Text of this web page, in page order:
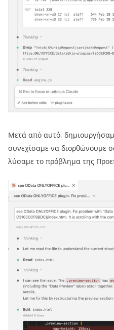
Μετά από αυτό,
συνεχίσαμε να διορθώνουμε
λύσαμε το πρόβλημα της